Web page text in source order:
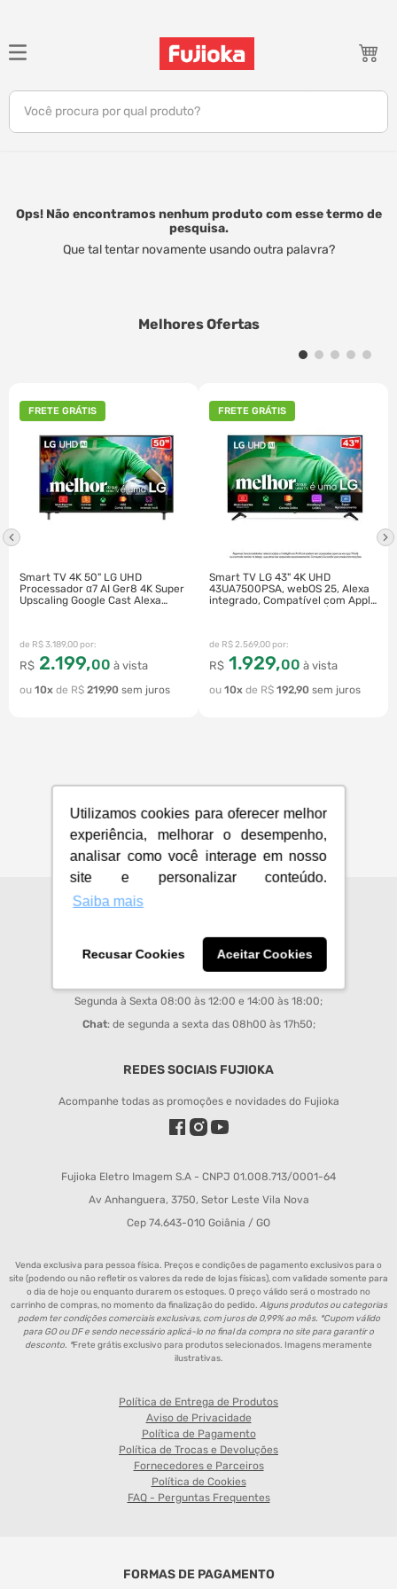
Utilizamos cookies para oferecer melhor
experiência, melhorar o desempenho,
analisar como você interage em nosso
site e personalizar conteúdo.
Saiba mais
Recusar Cookies Aceitar Cookies
Você procura por qual produto?
Ops! Não encontramos nenhum produto com esse termo de
pesquisa.
Que tal tentar novamente usando outra palavra?
Melhores Ofertas
FRETE GRÁTIS
Smart TV 4K 50" LG UHD
Processador α7 AI Ger8 4K Super
Upscaling Google Cast Alexa
R$3.189,00
R$ 2.199,00 à vista
10 R$ 219,90
FRETE GRÁTIS
Smart TV LG 43" 4K UHD
43UA7500PSA, webOS 25, Alexa
integrado, Compatível com Apple
R$2.569,00
R$ 1.929,00 à vista
10 R$ 192,90
sac@fujioka.inf.br
Segunda à Sexta 08:00 às 12:00 e 14:00 às 18:00;
Chat: de segunda a sexta das 08h00 às 17h50;
REDES SOCIAIS FUJIOKA
Acompanhe todas as promoções e novidades do Fujioka
Fujioka Eletro Imagem S.A - CNPJ 01.008.713/0001-64
Av Anhanguera, 3750, Setor Leste Vila Nova
Cep 74.643-010 Goiânia / GO
Venda exclusiva para pessoa física. Preços e condições de pagamento exclusivos para o
site (podendo ou não refletir os valores da rede de lojas físicas), com validade somente para
o dia de hoje ou enquanto durarem os estoques. O preço válido será o mostrado no
carrinho de compras, no momento da finalização do pedido. Alguns produtos ou categorias
podem ter condições comerciais exclusivas, com juros de 0,99% ao mês. *Cupom válido
para GO ou DF e sendo necessário aplicá-lo no final da compra no site para garantir o
desconto. *Frete grátis exclusivo para produtos selecionados. Imagens meramente
ilustrativas.
Política de Entrega de Produtos
Aviso de Privacidade
Política de Pagamento
Política de Trocas e Devoluções
Fornecedores e Parceiros
Política de Cookies
FAQ - Perguntas Frequentes
FORMAS DE PAGAMENTO
TERMOS MAIS BUSCADOS
1º
notebook
5º
tablet
6º
ar condicionado